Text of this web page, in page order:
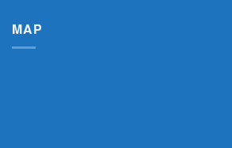
MAP